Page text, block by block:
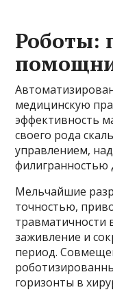
Роботы:
медицинскую
эффективность
своего рода
управлением,
филигранностью
Мельчайшие
точностью,
травматичности
заживление и
период.
горизонты в